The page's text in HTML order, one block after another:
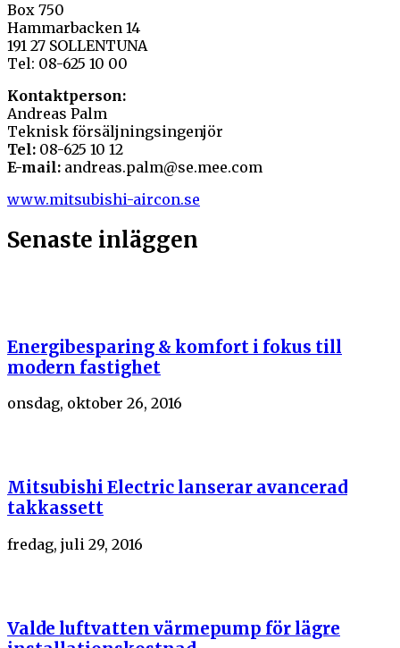
Box 750
Hammarbacken 14
191 27 SOLLENTUNA
Tel: 08-625 10 00
Kontaktperson:
Andreas Palm
Teknisk försäljningsingenjör
Tel: 08-625 10 12
E-mail: andreas.palm@se.mee.com
www.mitsubishi-aircon.se
Senaste inläggen
Energibesparing & komfort i fokus till
modern fastighet
onsdag, oktober 26, 2016
Mitsubishi Electric lanserar avancerad
takkassett
fredag, juli 29, 2016
Valde luftvatten värmepump för lägre